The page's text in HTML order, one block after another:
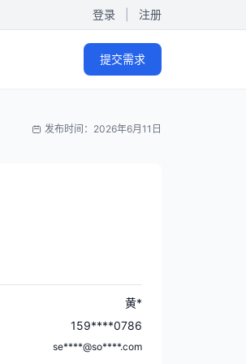
登录 注册
提交需求
发布时间：2026年6月11日
黄*
159****0786
se****@so****.com